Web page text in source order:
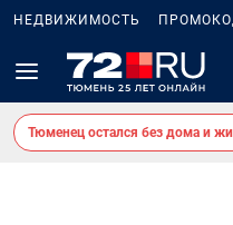
НЕДВИЖИМОСТЬ
Тюменец остался без дома и